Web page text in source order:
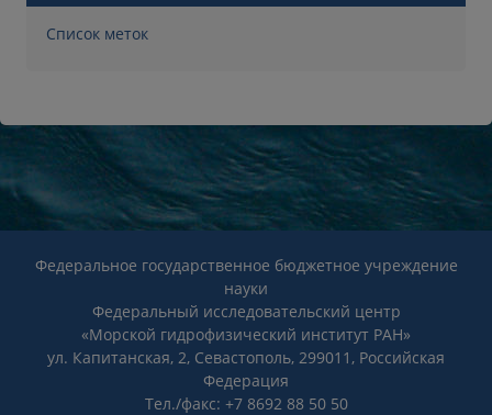
Список меток
Федеральное государственное бюджетное учреждение
науки
Федеральный исследовательский центр
«Морской гидрофизический институт РАН»
ул. Капитанская, 2, Севастополь, 299011, Российская
Федерация
Тел./факс: +7 8692 88 50 50